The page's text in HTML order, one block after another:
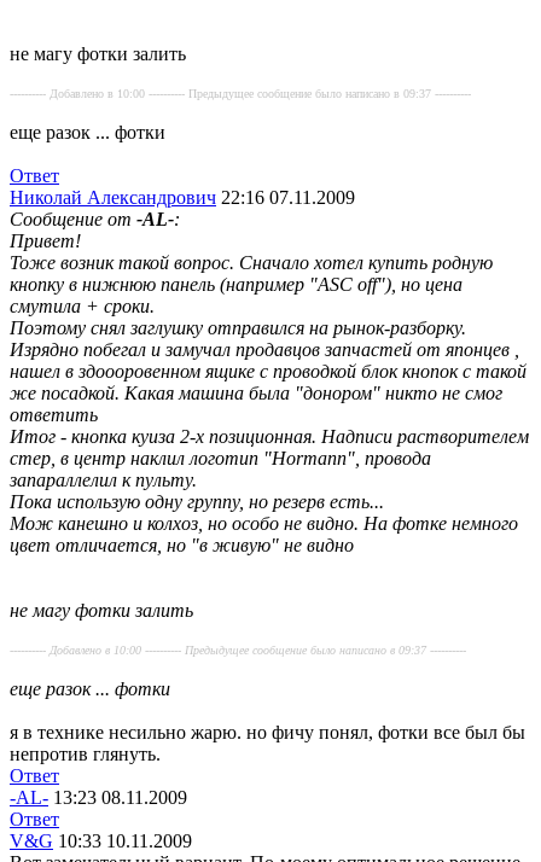
не магу фотки залить
---------- Добавлено в 10:00 ---------- Предыдущее сообщение было написано в 09:37 ----------
еще разок ... фотки
Ответ
Николай Александрович 22:16 07.11.2009
Сообщение от -AL-:
Привет!
Тоже возник такой вопрос. Сначало хотел купить родную
кнопку в нижнюю панель (например "ASC off"), но цена
смутила + сроки.
Поэтому снял заглушку отправился на рынок-разборку.
Изрядно побегал и замучал продавцов запчастей от японцев
нашел в здоооровенном ящике с проводкой блок кнопок с такой
же посадкой. Какая машина была "донором" никто не смог
ответить
Итог - кнопка куиза 2-х позиционная. Надписи растворителем
стер, в центр наклил логотип "Hormann", провода
запараллелил к пульту.
Пока использую одну группу, но резерв есть...
Мож канешно и колхоз, но особо не видно. На фотке немного
цвет отличается, но "в живую" не видно
не магу фотки залить
---------- Добавлено в 10:00 ---------- Предыдущее сообщение было написано в 09:37 ----------
еще разок ... фотки
я в технике несильно жарю. но фичу понял, фотки все был бы
непротив глянуть.
Ответ
-AL- 13:23 08.11.2009
Ответ
V&G 10:33 10.11.2009